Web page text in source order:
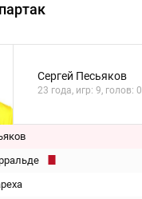
Сергей Песьяков
23 года, игр: 9, голов: 0